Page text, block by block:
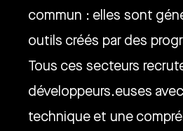
commun : elles sont
outils créés par des
Tous ces secteurs
développeurs.euses
technique et une